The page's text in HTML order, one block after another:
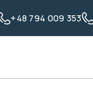
+48 794 009 353